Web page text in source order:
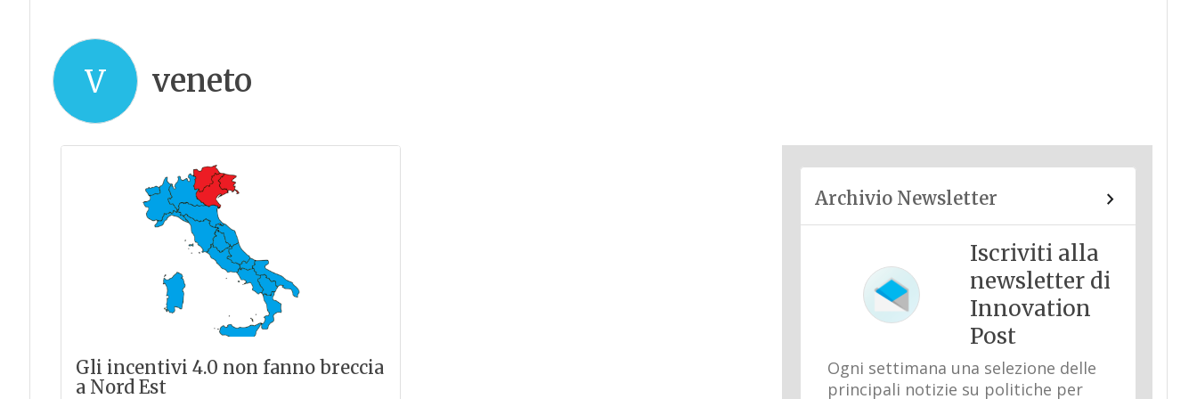
V veneto
Gli incentivi 4.0 non fanno breccia
a Nord Est
Archivio Newsletter
Iscriviti alla
newsletter di
Innovation
Post
Ogni settimana una selezione delle
principali notizie su politiche per